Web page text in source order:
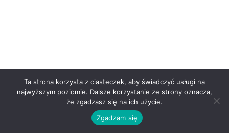
Ta strona korzysta z ciasteczek, aby świadczyć usługi na
najwyższym poziomie. Dalsze korzystanie ze strony oznacza,
że zgadzasz się na ich użycie.
Zgadzam się